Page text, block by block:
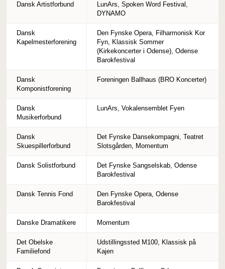
Dansk Artistforbund
LunArs, Spoken Word Festival,
DYNAMO
Dansk
Kapelmesterforening
Den Fynske Opera, Filharmonisk Kor
Fyn, Klassisk Sommer
(Kirkekoncerter i Odense), Odense
Barokfestival
Dansk
Komponistforening
Foreningen Ballhaus (BRO Koncerter)
Dansk
Musikerforbund
LunArs, Vokalensemblet Fyen
Dansk
Skuespillerforbund
Det Fynske Dansekompagni, Teatret
Slotsgården, Momentum
Dansk Solistforbund
Det Fynske Sangselskab, Odense
Barokfestival
Dansk Tennis Fond
Den Fynske Opera, Odense
Barokfestival
Danske Dramatikere Momentum
Det Obelske
Familiefond
Udstillingssted M100, Klassisk på
Kajen